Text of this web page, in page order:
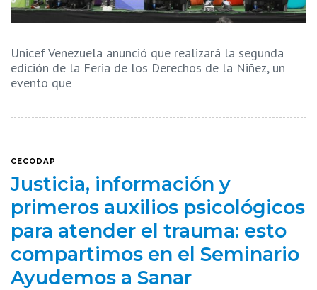
Unicef Venezuela anunció que realizará la segunda
edición de la Feria de los Derechos de la Niñez, un
evento que
CECODAP
Justicia, información y
primeros auxilios psicológicos
para atender el trauma: esto
compartimos en el Seminario
Ayudemos a Sanar